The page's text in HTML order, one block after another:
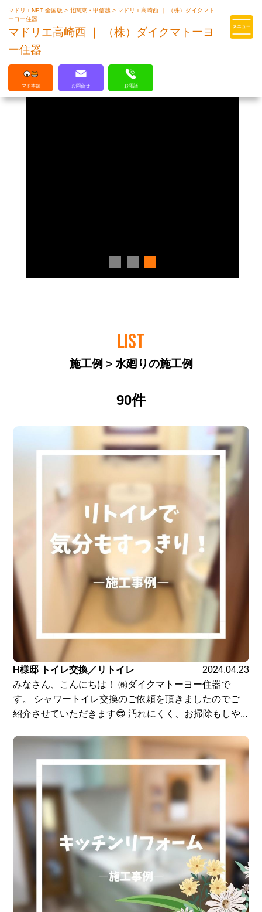
マドリエはLIXILの厳しい基準を
マドリエNET 全国版>北関東・甲信越>マドリエ高崎西 ｜ （株）ダイクマト
ーヨー住器
マドリエ高崎西 ｜ （株）ダイクマトーヨ
ー住器
マド本舗 お問合せ お電話
LIST
施工例 > 水廻りの施工例
90件
H様邸 トイレ交換／リトイレ
2024.04.23
みなさん、こんにちは！ ㈱ダイクマトーヨー住器で
す。 シャワートイレ交換のご依頼を頂きましたのでご
紹介させていただきます😎 汚れにくく、お掃除もしや...